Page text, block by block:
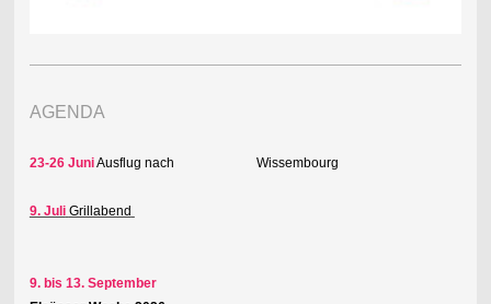
AGENDA
23-26 JuniAusflug nach Wissembourg
9. Juli Grillabend
9. bis 13. September